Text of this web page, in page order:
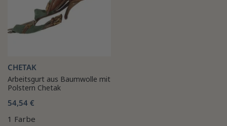
CHETAK
Arbeitsgurt aus Baumwolle mit
Polstern Chetak
54,54 €
1 Farbe